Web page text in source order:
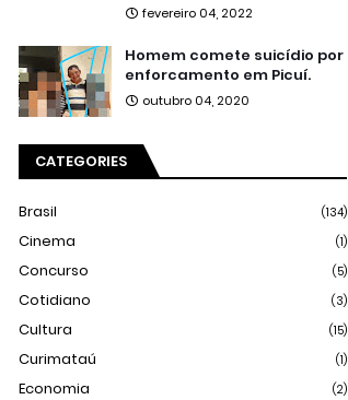
fevereiro 04, 2022
Homem comete suicídio por
enforcamento em Picuí.
outubro 04, 2020
CATEGORIES
Brasil (134)
Cinema (1)
Concurso (5)
Cotidiano (3)
Cultura (15)
Curimataú (1)
Economia (2)